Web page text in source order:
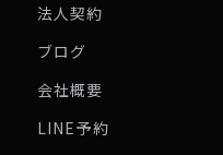
法人契約
ブログ
会社概要
LINE予約